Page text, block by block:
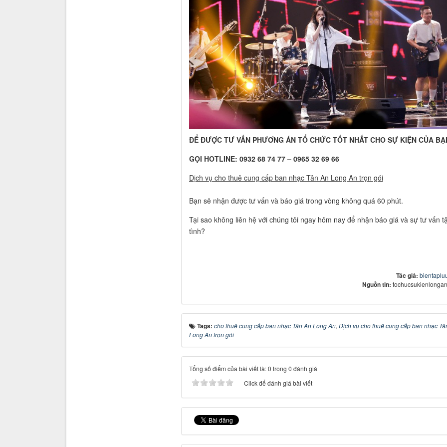
ĐỂ ĐƯỢC TƯ VẤN PHƯƠNG ÁN TỔ CHỨC TỐT NHẤT CHO SỰ KIỆN CỦA
GỌI HOTLINE: 0932 68 74 77 – 0965 32 69 66
Dịch vụ cho thuê cung cấp ban nhạc Tân An Long An trọn gói
Bạn sẽ nhận được tư vấn và báo giá trong vòng không quá 60 phút.
Tại sao không liên hệ với chúng tôi ngay hôm nay để nhận báo giá và sự tư vấn
tình?
Tác giả:
Nguồn tin:
Tags: cho thuê cung cấp ban nhạc Tân An Long An, Dịch vụ cho thuê cung cấp ban nhạc
Long An trọn gói
Tổng số điểm của bài viết là: 0 trong 0 đánh giá
Click để đánh giá bài viết